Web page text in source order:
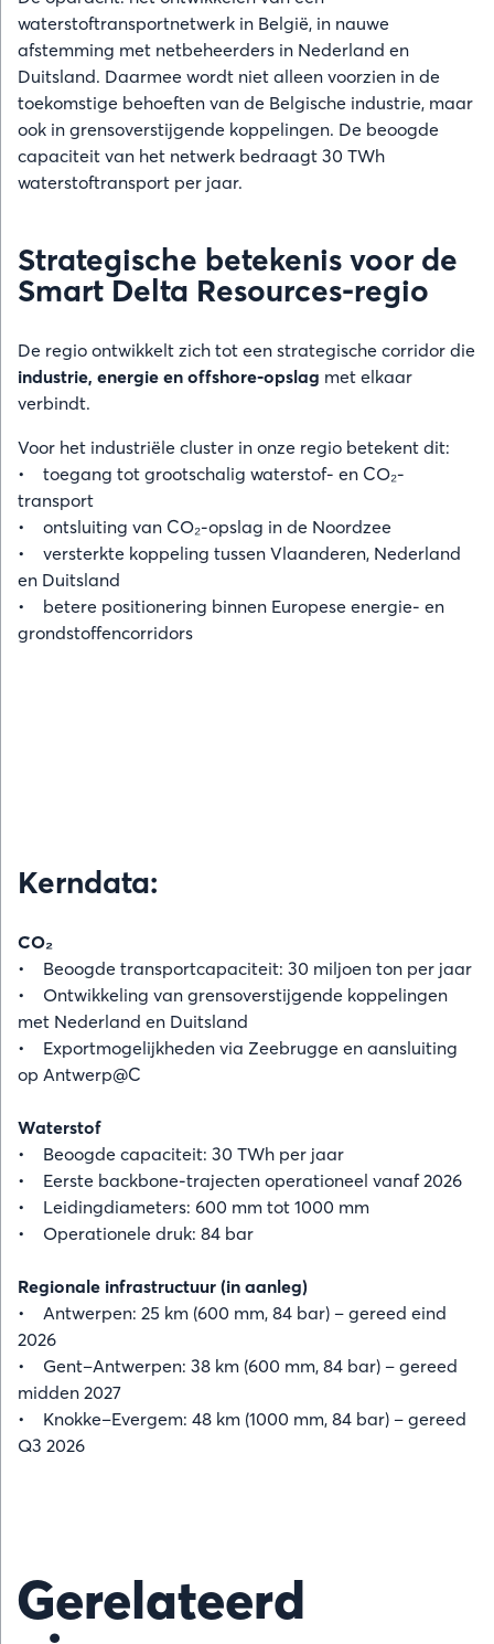
waterstoftransportnetwerk in België, in nauwe
afstemming met netbeheerders in Nederland en
Duitsland. Daarmee wordt niet alleen voorzien in de
toekomstige behoeften van de Belgische industrie, maar
ook in grensoverstijgende koppelingen. De beoogde
capaciteit van het netwerk bedraagt 30 TWh
waterstoftransport per jaar.
Strategische betekenis voor de
Smart Delta Resources-regio
De regio ontwikkelt zich tot een strategische corridor die
industrie, energie en offshore-opslag met elkaar
verbindt.
Voor het industriële cluster in onze regio betekent dit:
• toegang tot grootschalig waterstof- en CO₂-
transport
• ontsluiting van CO₂-opslag in de Noordzee
• versterkte koppeling tussen Vlaanderen, Nederland
en Duitsland
• betere positionering binnen Europese energie- en
grondstoffencorridors
Kerndata:
CO₂
• Beoogde transportcapaciteit: 30 miljoen ton per jaar
• Ontwikkeling van grensoverstijgende koppelingen
met Nederland en Duitsland
• Exportmogelijkheden via Zeebrugge en aansluiting
op Antwerp@C
Waterstof
• Beoogde capaciteit: 30 TWh per jaar
• Eerste backbone-trajecten operationeel vanaf 2026
• Leidingdiameters: 600 mm tot 1000 mm
• Operationele druk: 84 bar
Regionale infrastructuur (in aanleg)
• Antwerpen: 25 km (600 mm, 84 bar) – gereed eind
2026
• Gent–Antwerpen: 38 km (600 mm, 84 bar) – gereed
midden 2027
• Knokke–Evergem: 48 km (1000 mm, 84 bar) – gereed
Q3 2026
Gerelateerd